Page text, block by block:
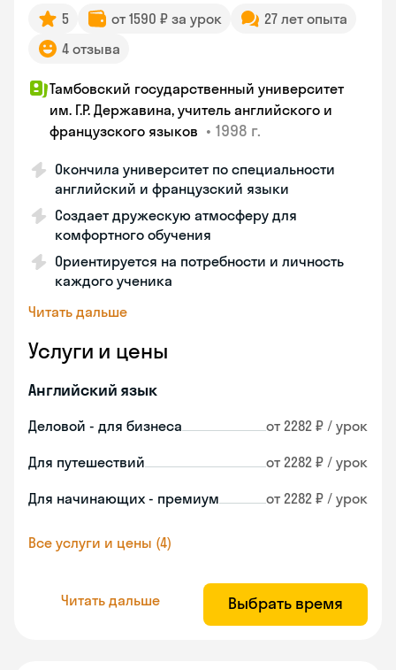
5 от 1590 ₽ за урок
27 лет опыта
4 отзыва
Тамбовский государственный университет
им. Г.Р. Державина, учитель английского и
французского языков • 1998 г.
Окончила университет по специальности
английский и французский языки
Создает дружескую атмосферу для
комфортного обучения
Ориентируется на потребности и личность
каждого ученика
Читать дальше
Услуги и цены
Английский язык
Деловой - для бизнеса от 2282 ₽ / урок
Для путешествий от 2282 ₽ / урок
Для начинающих - премиум от 2282 ₽ / урок
Все услуги и цены (4)
Читать дальше Выбрать время